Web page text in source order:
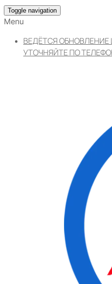
Toggle navigation
Menu
ВЕДЁТСЯ
УТОЧНЯЙТЕ ПО